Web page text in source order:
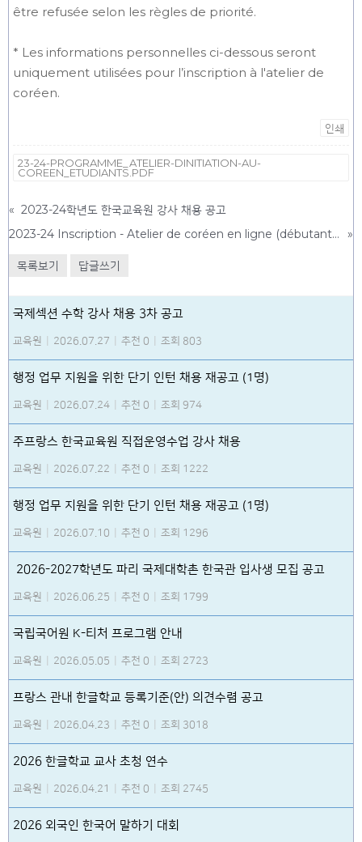
être refusée selon les règles de priorité.
* Les informations personnelles ci-dessous seront
uniquement utilisées pour l’inscription à l'atelier de
coréen.
인쇄
23-24-PROGRAMME_ATELIER-DINITIATION-AU-
COREEN_ETUDIANTS.PDF
« 2023-24학년도 한국교육원 강사 채용 공고
2023-24 Inscription - Atelier de coréen en ligne (débutant) - étudiants
»
목록보기 답글쓰기
국제섹션 수학 강사 채용 3차 공고
교육원 2026.07.27 추천 0 조회 803
행정 업무 지원을 위한 단기 인턴 채용 재공고 (1명)
교육원 2026.07.24 추천 0 조회 974
주프랑스 한국교육원 직접운영수업 강사 채용
교육원 2026.07.22 추천 0 조회 1222
행정 업무 지원을 위한 단기 인턴 채용 재공고 (1명)
교육원 2026.07.10 추천 0 조회 1296
2026-2027학년도 파리 국제대학촌 한국관 입사생 모집 공고
교육원 2026.06.25 추천 0 조회 1799
국립국어원 K-티처 프로그램 안내
교육원 2026.05.05 추천 0 조회 2723
프랑스 관내 한글학교 등록기준(안) 의견수렴 공고
교육원 2026.04.23 추천 0 조회 3018
2026 한글학교 교사 초청 연수
교육원 2026.04.21 추천 0 조회 2745
2026 외국인 한국어 말하기 대회